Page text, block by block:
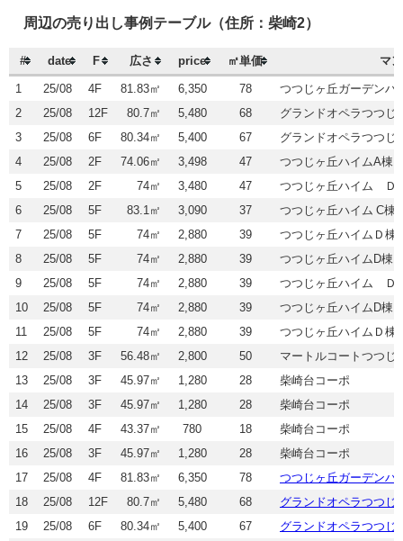
周辺の売り出し事例テーブル（住所：柴崎2）
# date F 広さ price ㎡単価 マ
1 25/08 4F 81.83㎡ 6,350 78 つつじヶ丘ガーデンハ
2 25/08 12F 80.7㎡ 5,480 68 グランドオペラつつじ
3 25/08 6F 80.34㎡ 5,400 67 グランドオペラつつじ
4 25/08 2F 74.06㎡ 3,498 47 つつじヶ丘ハイムA棟
5 25/08 2F 74㎡ 3,480 47 つつじヶ丘ハイム Ｄ
6 25/08 5F 83.1㎡ 3,090 37 つつじヶ丘ハイム C棟
7 25/08 5F 74㎡ 2,880 39 つつじヶ丘ハイムＤ棟
8 25/08 5F 74㎡ 2,880 39 つつじヶ丘ハイムD棟
9 25/08 5F 74㎡ 2,880 39 つつじヶ丘ハイム Ｄ
10 25/08 5F 74㎡ 2,880 39 つつじヶ丘ハイムD棟
11 25/08 5F 74㎡ 2,880 39 つつじヶ丘ハイムＤ棟
12 25/08 3F 56.48㎡ 2,800 50 マートルコートつつじ
13 25/08 3F 45.97㎡ 1,280 28 柴崎台コーポ
14 25/08 3F 45.97㎡ 1,280 28 柴崎台コーポ
15 25/08 4F 43.37㎡ 780 18 柴崎台コーポ
16 25/08 3F 45.97㎡ 1,280 28 柴崎台コーポ
17 25/08 4F 81.83㎡ 6,350 78 つつじヶ丘ガーデンハ
18 25/08 12F 80.7㎡ 5,480 68 グランドオペラつつじ
19 25/08 6F 80.34㎡ 5,400 67 グランドオペラつつじ